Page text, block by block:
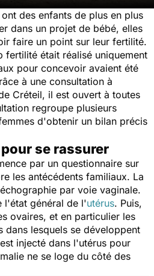
des enfants de plus en plus
dans un projet de bébé, elles
faire un point sur leur fertilité.
fertilité était réalisé uniquement
pour concevoir avaient été
à une consultation à
Créteil, il est ouvert à toutes
regroupe plusieurs
d'obtenir un bilan précis
se rassurer
par un questionnaire sur
les antécédents familiaux. La
par voie vaginale.
l'état général de l'utérus. Puis,
ovaires, et en particulier les
dans lesquels se développent
injecté dans l'utérus pour
ne se loge du côté des